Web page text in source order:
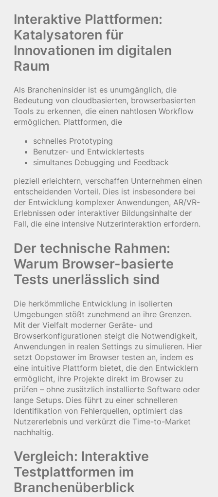
Interaktive Plattformen:
Katalysatoren für
Innovationen im digitalen
Raum
Als Brancheninsider ist es unumgänglich, die
Bedeutung von cloudbasierten, browserbasierten
Tools zu erkennen, die einen nahtlosen Workflow
ermöglichen. Plattformen, die
schnelles Prototyping
Benutzer- und Entwicklertests
simultanes Debugging und Feedback
pieziell erleichtern, verschaffen Unternehmen einen
entscheidenden Vorteil. Dies ist insbesondere bei
der Entwicklung komplexer Anwendungen, AR/VR-
Erlebnissen oder interaktiver Bildungsinhalte der
Fall, die eine intensive Nutzerinteraktion erfordern.
Der technische Rahmen:
Warum Browser-basierte
Tests unerlässlich sind
Die herkömmliche Entwicklung in isolierten
Umgebungen stößt zunehmend an ihre Grenzen.
Mit der Vielfalt moderner Geräte- und
Browserkonfigurationen steigt die Notwendigkeit,
Anwendungen in realen Settings zu simulieren. Hier
setzt Oopstower im Browser testen an, indem es
eine intuitive Plattform bietet, die den Entwicklern
ermöglicht, ihre Projekte direkt im Browser zu
prüfen – ohne zusätzlich installierte Software oder
lange Setups. Dies führt zu einer schnelleren
Identifikation von Fehlerquellen, optimiert das
Nutzererlebnis und verkürzt die Time-to-Market
nachhaltig.
Vergleich: Interaktive
Testplattformen im
Branchenüberblick